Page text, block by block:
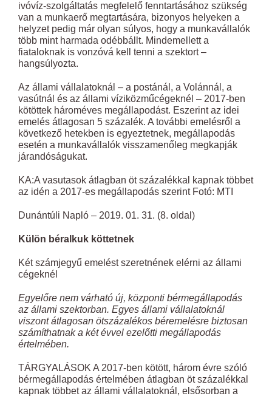
ivóvíz-szolgáltatás megfelelő fenntartásához szükség
van a munkaerő megtartására, bizonyos helyeken a
helyzet pedig már olyan súlyos, hogy a munkavállalók
több mint harmada odébbállt. Mindemellett a
fiataloknak is vonzóvá kell tenni a szektort –
hangsúlyozta.
Az állami vállalatoknál – a postánál, a Volánnál, a
vasútnál és az állami víziközműcégeknél – 2017-ben
kötöttek hároméves megállapodást. Eszerint az idei
emelés átlagosan 5 százalék. A további emelésről a
következő hetekben is egyeztetnek, megállapodás
esetén a munkavállalók visszamenőleg megkapják
járandóságukat.
KA:A vasutasok átlagban öt százalékkal kapnak többet
az idén a 2017-es megállapodás szerint Fotó: MTI
Dunántúli Napló – 2019. 01. 31. (8. oldal)
Külön béralkuk köttetnek
Két számjegyű emelést szeretnének elérni az állami
cégeknél
Egyelőre nem várható új, központi bérmegállapodás
az állami szektorban. Egyes állami vállalatoknál
viszont átlagosan ötszázalékos béremelésre biztosan
számíthatnak a két évvel ezelőtti megállapodás
értelmében.
TÁRGYALÁSOK A 2017-ben kötött, három évre szóló
bérmegállapodás értelmében átlagban öt százalékkal
kapnak többet az állami vállalatoknál, elsősorban a